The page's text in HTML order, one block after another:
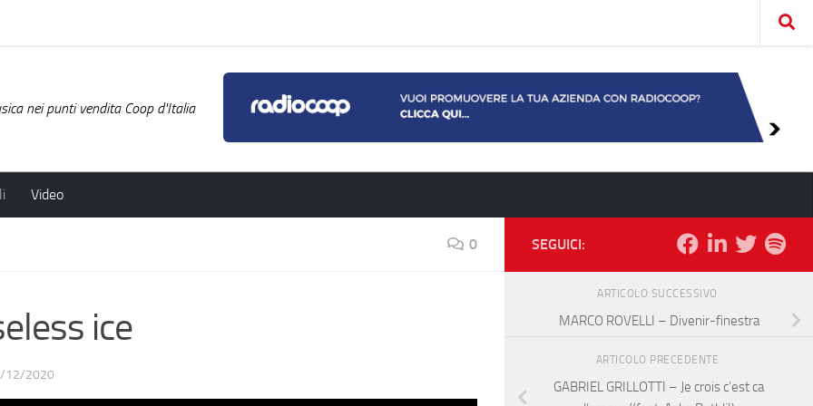
nei punti vendita Coop d'Italia
Video
0
ice
12/2020
SEGUICI:
ARTICOLO SUCCESSIVO
MARCO ROVELLI – Divenir-finestra
ARTICOLO PRECEDENTE
GABRIEL GRILLOTTI – Je crois c’est ca